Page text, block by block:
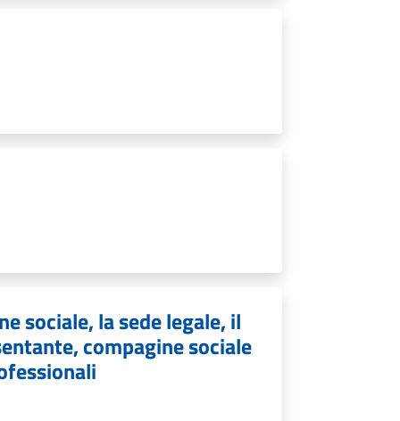
sociale, la sede legale, il
compagine sociale